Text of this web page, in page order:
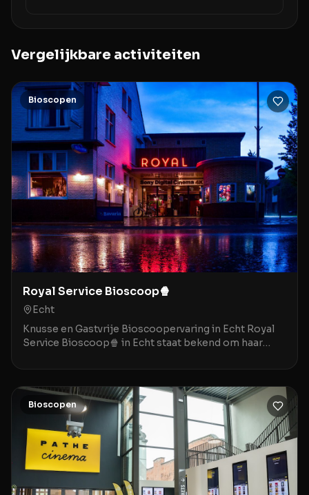
Vergelijkbare activiteiten
Bioscopen
Royal Service Bioscoop🍿
Echt
Knusse en Gastvrije Bioscoopervaring in Echt Royal
Service Bioscoop🍿 in Echt staat bekend om haar
Bioscopen